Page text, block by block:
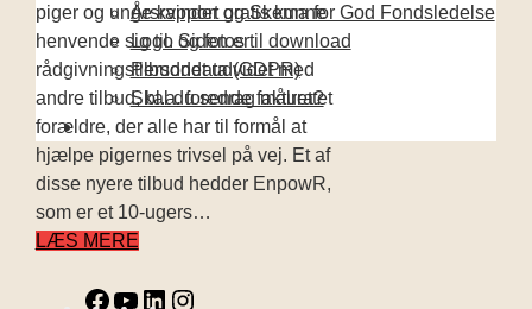
Årsrapport og Skema for God Fondsledelse
Logo og fotos til download
Persondata (GDPR)
Skal du sende faktura?
piger og unge kvinder gratis kunne
henvende sig til. Siden er
rådgivningstilbuddet udvidet med
andre tilbud, bl.a. foredrag målrettet
forældre, der alle har til formål at
hjælpe pigernes trivsel på vej. Et af
disse nyere tilbud hedder EnpowR,
som er et 10-ugers…
LÆS MERE